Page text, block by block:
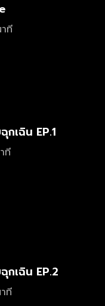
ที
กเฉิน EP.1
ที
กเฉิน EP.2
ที